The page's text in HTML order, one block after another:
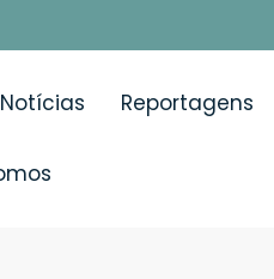
Notícias Reportagens